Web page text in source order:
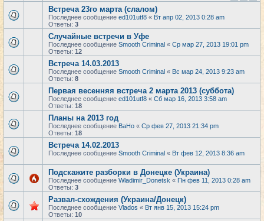
Встреча 23го марта (слалом)
Последнее сообщение ed101utf8 « Вт апр 02, 2013 0:28 am
Ответы: 3
Случайные встречи в Уфе
Последнее сообщение Smooth Criminal « Ср мар 27, 2013 19:01 pm
Ответы: 12
Встреча 14.03.2013
Последнее сообщение Smooth Criminal « Вс мар 24, 2013 9:23 am
Ответы: 8
Первая весенняя встреча 2 марта 2013 (суббота)
Последнее сообщение ed101utf8 « Сб мар 16, 2013 3:58 am
Ответы: 18
Планы на 2013 год
Последнее сообщение BaHo « Ср фев 27, 2013 21:34 pm
Ответы: 18
Встреча 14.02.2013
Последнее сообщение Smooth Criminal « Вт фев 12, 2013 8:36 am
Подскажите разборки в Донецке (Украина)
Последнее сообщение Wladimir_Donetsk « Пн фев 11, 2013 0:28 am
Ответы: 3
Развал-схождения (Украина/Донецк)
Последнее сообщение Vlados « Вт янв 15, 2013 15:24 pm
Ответы: 10